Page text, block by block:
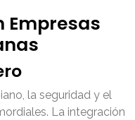
Empresas
la seguridad y el
La integración